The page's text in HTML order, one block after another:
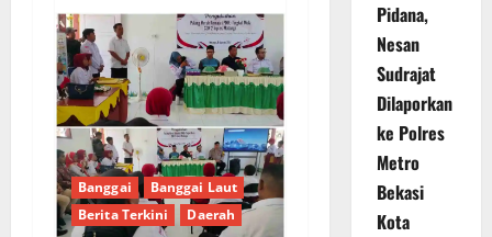
Banggai
Banggai Laut
Berita Terkini
Daerah
Pidana,
Nesan
Sudrajat
Dilaporkan
ke Polres
Metro
Bekasi
Kota